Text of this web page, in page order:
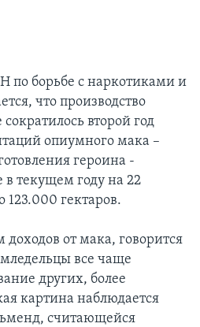
по борьбе с наркотиками и
что производство
второй год
опиумного мака –
героина -
текущем году на 22
123.000 гектаров.
от мака, говорится
все чаще
других, более
картина наблюдается
считающейся